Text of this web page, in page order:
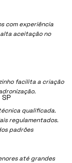
com experiência
alta aceitação no
facilita a criação
qualificada.
regulamentados.
padrões
até grandes